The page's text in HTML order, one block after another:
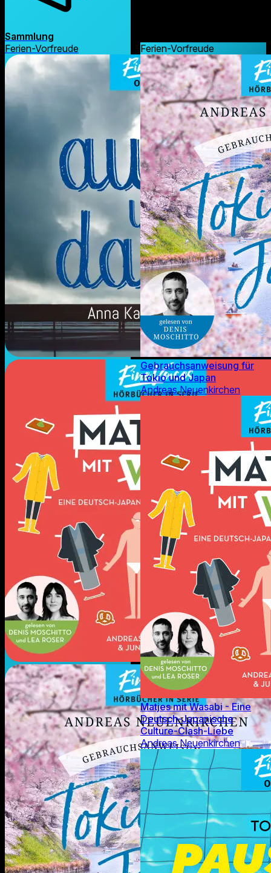
Sammlung
Ferien-Vorfreude
Ferien-Vorfreude
Gebrauchsanweisung für
Tokio und Japan
Andreas Neuenkirchen
Matjes mit Wasabi - Eine
Deutsch-Japanische
Culture-Clash-Liebe
Andreas Neuenkirchen